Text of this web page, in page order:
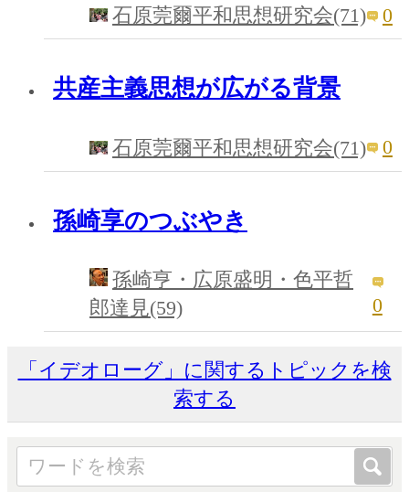
石原莞爾平和思想研究会(71) 0
共産主義思想が広がる背景
石原莞爾平和思想研究会(71) 0
孫崎享のつぶやき
孫崎亨・広原盛明・色平哲
郎達見(59)
0
「イデオローグ」に関するトピックを検
索する